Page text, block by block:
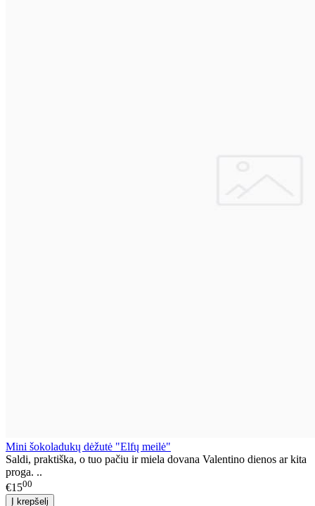
Mini šokoladukų dėžutė "Elfų meilė"
Saldi, praktiška, o tuo pačiu ir miela dovana Valentino dienos ar kita
proga. ..
€1500